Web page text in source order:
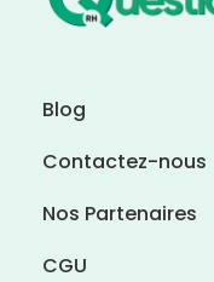
Blog
Contactez-nous
Nos Partenaires
CGU